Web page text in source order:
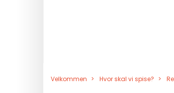
Velkommen Hvor skal vi spise?